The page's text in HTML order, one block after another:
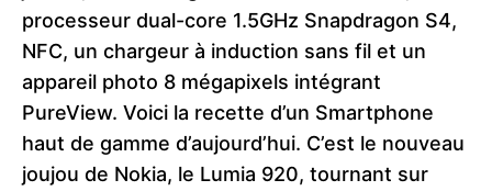
processeur dual-core 1.5GHz Snapdragon S4,
NFC, un chargeur à induction sans fil et un
appareil photo 8 mégapixels intégrant
PureView. Voici la recette d’un Smartphone
haut de gamme d’aujourd’hui. C’est le nouveau
joujou de Nokia, le Lumia 920, tournant sur